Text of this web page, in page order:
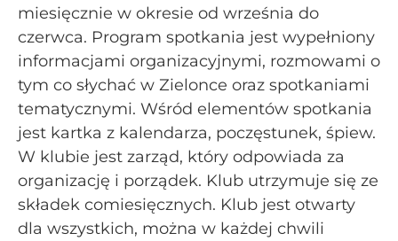
miesięcznie w okresie od września do
czerwca. Program spotkania jest wypełniony
informacjami organizacyjnymi, rozmowami o
tym co słychać w Zielonce oraz spotkaniami
tematycznymi. Wśród elementów spotkania
jest kartka z kalendarza, poczęstunek, śpiew.
W klubie jest zarząd, który odpowiada za
organizację i porządek. Klub utrzymuje się ze
składek comiesięcznych. Klub jest otwarty
dla wszystkich, można w każdej chwili